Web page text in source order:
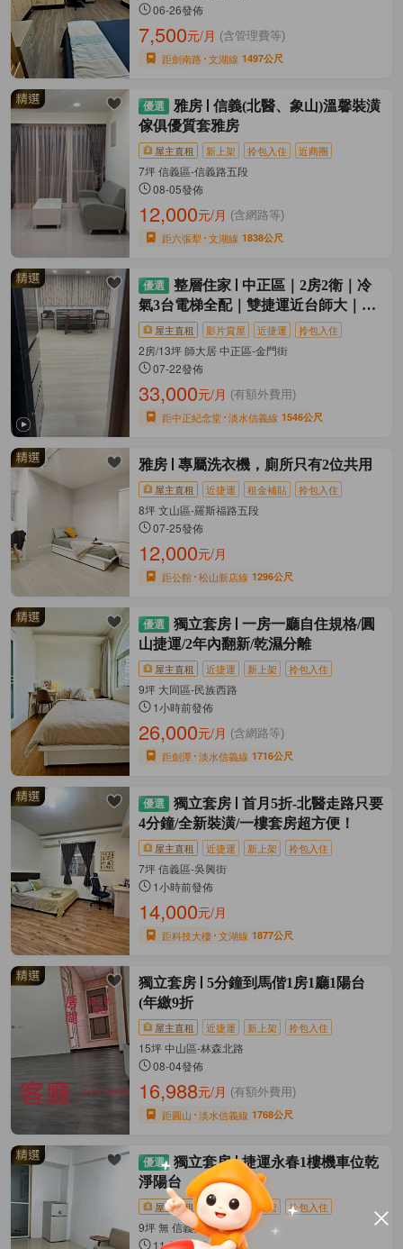
06-26發佈
7,500元/月 (含管理費等)
距劍南路 文湖線 1497公尺
雅房
信義(北醫、象山)溫馨裝潢
傢俱優質套雅房
屋主直租 新上架 拎包入住 近商圈
7坪 信義區-信義路五段
08-05發佈
12,000元/月 (含網路等)
距六張犁 文湖線 1838公尺
整層住家
中正區｜2房2衛｜冷
氣3台電梯全配｜雙捷運近台師大｜可
租補屋主直租 影片賞屋 近捷運 拎包入住
2房/13坪 師大居 中正區-金門街
07-22發佈
33,000元/月 (有額外費用)
距中正紀念堂 淡水信義線 1546公尺
雅房 專屬洗衣機，廁所只有2位共用
屋主直租 近捷運 租金補貼 拎包入住
8坪 文山區-羅斯福路五段
07-25發佈
12,000元/月
距公館 松山新店線 1296公尺
獨立套房
一房一廳自住規格/圓
山捷運/2年內翻新/乾濕分離
屋主直租 近捷運 新上架 拎包入住
9坪 大同區-民族西路
1小時前發佈
26,000元/月 (含網路等)
距劍潭 淡水信義線 1716公尺
獨立套房
首月5折-北醫走路只要
4分鐘/全新裝潢/一樓套房超方便！
屋主直租 近捷運 新上架 拎包入住
7坪 信義區-吳興街
1小時前發佈
14,000元/月
距科技大樓 文湖線 1877公尺
獨立套房
5分鐘到馬偕1房1廳1陽台
(年繳9折
屋主直租 近捷運 新上架 拎包入住
15坪 中山區-林森北路
08-04發佈
16,988元/月 (有額外費用)
距圓山 淡水信義線 1768公尺
獨立套房
捷運永春1樓機車位乾
淨陽台
屋主直租 近捷運 新上架 拎包入住
9坪 無 信義區-虎林街
11小時前發佈